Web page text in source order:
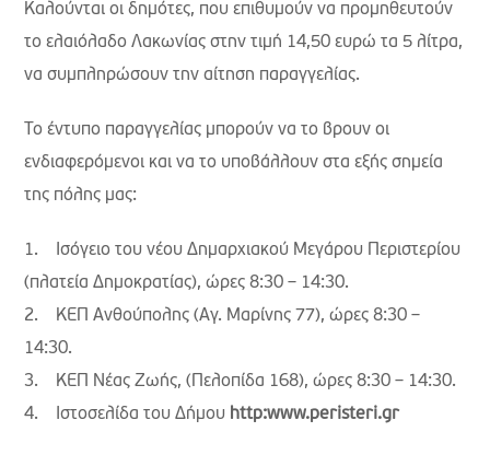
Καλούνται οι δημότες, που επιθυμούν να προμηθευτούν
το ελαιόλαδο Λακωνίας στην τιμή 14,50 ευρώ τα 5 λίτρα,
να συμπληρώσουν την αίτηση παραγγελίας.
Το έντυπο παραγγελίας μπορούν να το βρουν οι
ενδιαφερόμενοι και να το υποβάλλουν στα εξής σημεία
της πόλης μας:
1. Ισόγειο του νέου Δημαρχιακού Μεγάρου Περιστερίου
(πλατεία Δημοκρατίας), ώρες 8:30 – 14:30.
2. ΚΕΠ Ανθούπολης (Αγ. Μαρίνης 77), ώρες 8:30 –
14:30.
3. ΚΕΠ Νέας Ζωής, (Πελοπίδα 168), ώρες 8:30 – 14:30.
4. Ιστοσελίδα του Δήμου http:www.peristeri.gr